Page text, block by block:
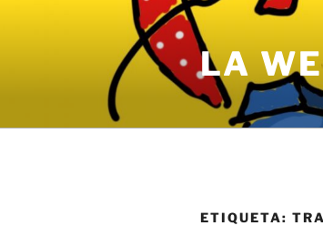
LA
ETIQUETA: